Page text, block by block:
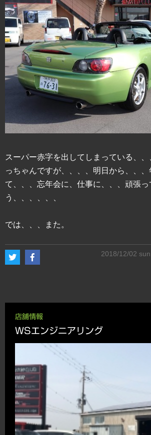
スーパー赤字を出してしまっている、、
っちゃんですが、、、、明日から、、
て、、、忘年会に、仕事に、、、頑張っ
う、、、、、、
では、、、また。
2018/12/02
店舗情報
WSエンジニアリング